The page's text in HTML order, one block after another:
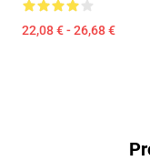
22,08 € - 26,68 €